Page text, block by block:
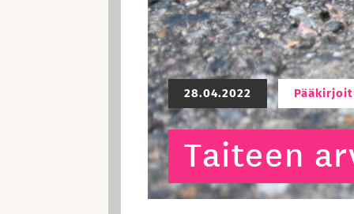
28.04.2022
Taiteen